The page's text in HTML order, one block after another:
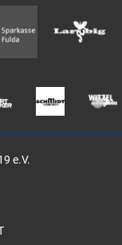
e.V.